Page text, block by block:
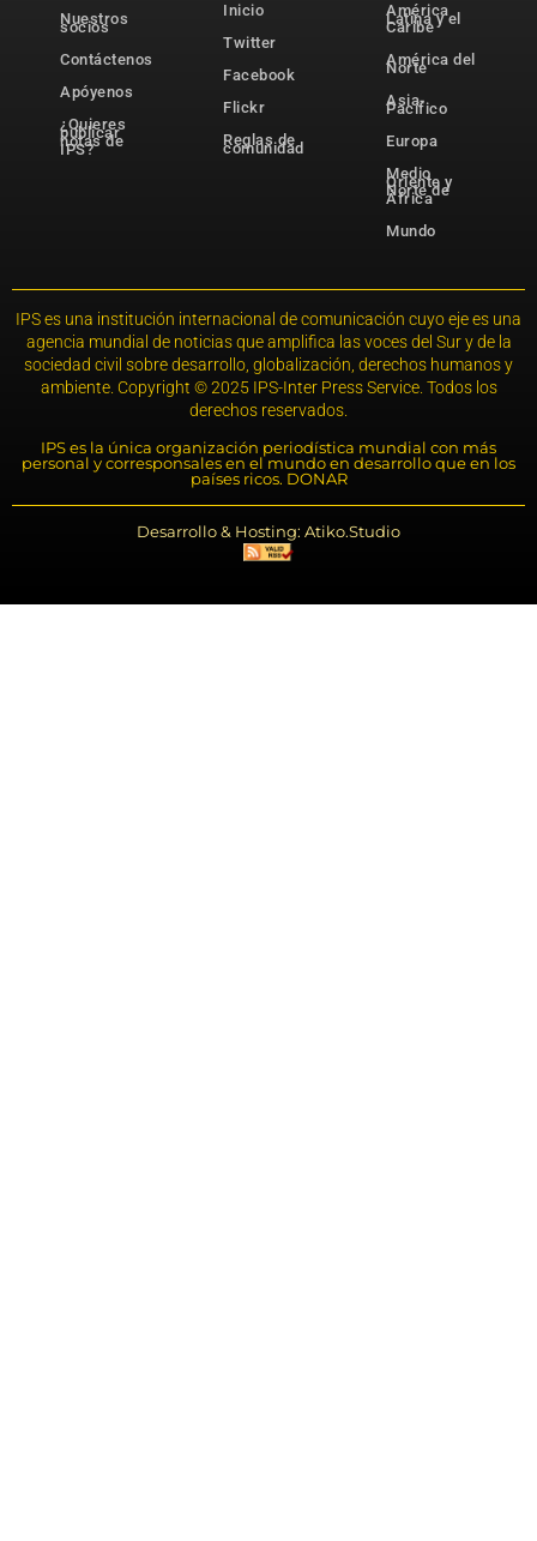
Nuestros
socios
Contáctenos
Apóyenos
¿Quieres
publicar
notas de
IPS?
Inicio
Twitter
Facebook
Flickr
Reglas de
comunidad
América
Latina y el
Caribe
América del
Norte
Asia-
Pacífico
Europa
Medio
Oriente y
Norte de
África
Mundo
IPS es una institución internacional de comunicación cuyo eje es una
agencia mundial de noticias que amplifica las voces del Sur y de la
sociedad civil sobre desarrollo, globalización, derechos humanos y
ambiente. Copyright © 2025 IPS-Inter Press Service. Todos los
derechos reservados.
IPS es la única organización periodística mundial con más
personal y corresponsales en el mundo en desarrollo que en los
países ricos. DONAR
Desarrollo & Hosting: Atiko.Studio